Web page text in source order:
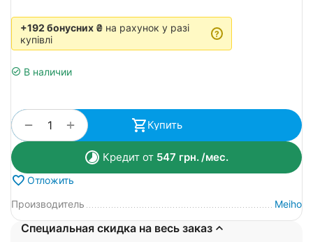
+192 бонусних ₴ на рахунок у разі
купівлі
?
В наличии
+
− Купить
Кредит от 547 грн./мес.
Отложить
Производитель
Meiho
Специальная скидка на весь заказ